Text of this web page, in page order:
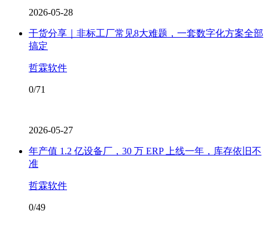
2026-05-28
干货分享｜非标工厂常见8大难题，一套数字化方案全部
搞定
哲霖软件
0/71
2026-05-27
年产值 1.2 亿设备厂，30 万 ERP 上线一年，库存依旧不
准
哲霖软件
0/49